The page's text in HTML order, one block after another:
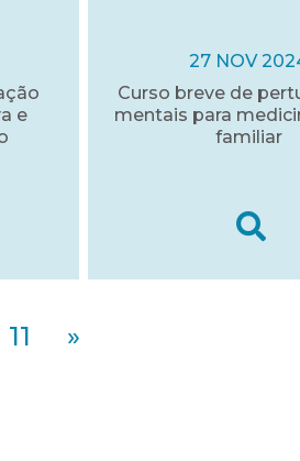
e
27 NOV
Curso breve de
mentais para
familiar
11 »